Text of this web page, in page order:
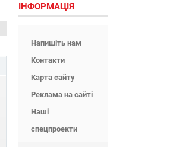
ІНФОРМАЦІЯ
Напишіть нам
Контакти
Карта сайту
Реклама на сайті
Наші
спецпроекти